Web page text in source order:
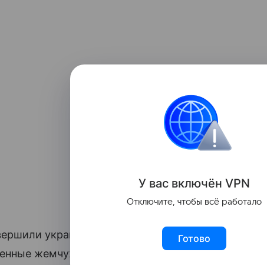
украшенный яркими рисунками жакет за
жемчужинами розовые босоножки Christian
У вас включён VPN
Отключите, чтобы всё работало
Готово